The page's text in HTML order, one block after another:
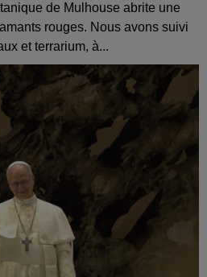
de Mulhouse abrite une
rouges. Nous avons suivi
et terrarium, à...